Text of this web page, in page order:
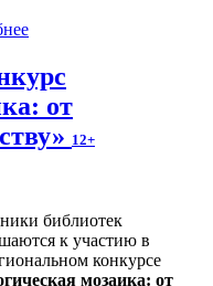
от
12+
библиотек
к участию в
конкурсе
мозаика: от